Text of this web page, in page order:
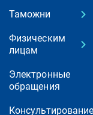
Таможни
Физическим
лицам
Электронные
обращения
Консультирование